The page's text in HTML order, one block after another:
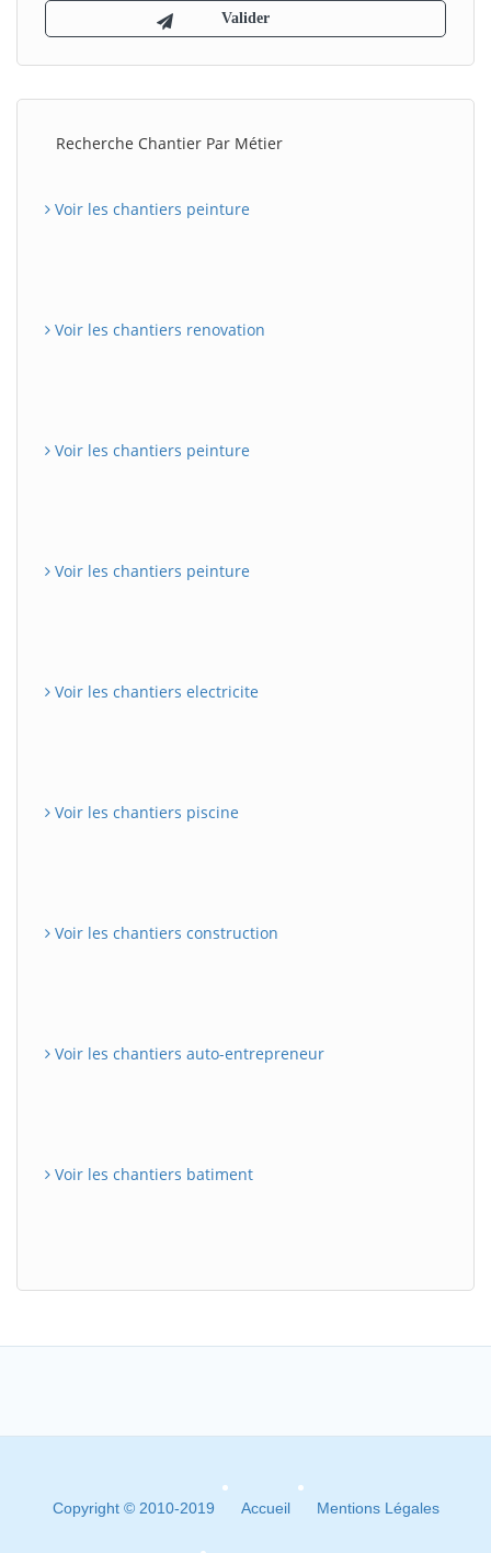
Recherche Chantier Par Métier
Voir les chantiers peinture
Voir les chantiers renovation
Voir les chantiers peinture
Voir les chantiers peinture
Voir les chantiers electricite
Voir les chantiers piscine
Voir les chantiers construction
Voir les chantiers auto-entrepreneur
Voir les chantiers batiment
Copyright © 2010-2019 Accueil Mentions Légales